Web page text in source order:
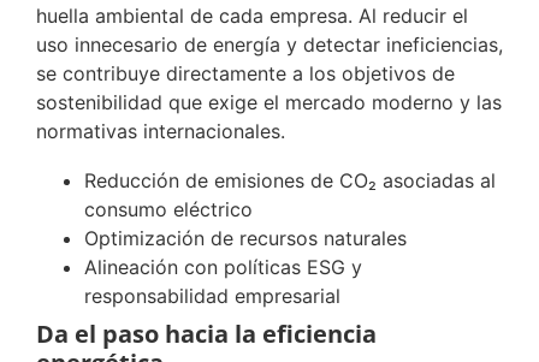
huella ambiental de cada empresa. Al reducir el
uso innecesario de energía y detectar ineficiencias,
se contribuye directamente a los objetivos de
sostenibilidad que exige el mercado moderno y las
normativas internacionales.
Reducción de emisiones de CO₂ asociadas al
consumo eléctrico
Optimización de recursos naturales
Alineación con políticas ESG y
responsabilidad empresarial
Da el paso hacia la eficiencia